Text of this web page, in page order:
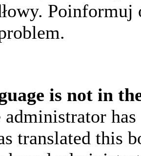
is not in
administrator
translated this